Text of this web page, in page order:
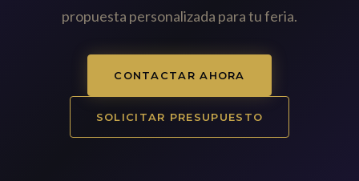
propuesta personalizada para tu feria.
CONTACTAR AHORA
SOLICITAR PRESUPUESTO